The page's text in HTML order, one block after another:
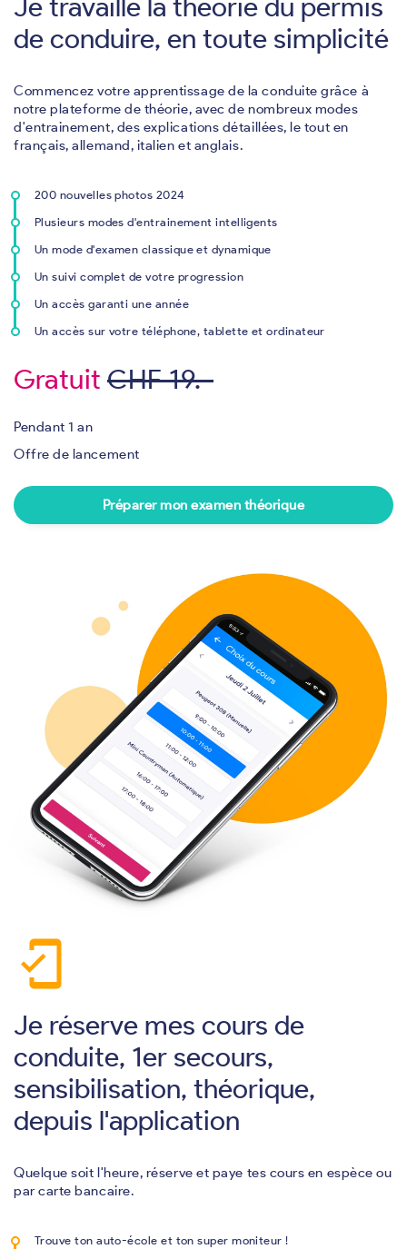
Je travaille la théorie du permis
de conduire, en toute simplicité
Commencez votre apprentissage de la conduite grâce à
notre plateforme de théorie, avec de nombreux modes
d'entrainement, des explications détaillées, le tout en
français, allemand, italien et anglais.
200 nouvelles photos 2024
Plusieurs modes d'entrainement intelligents
Un mode d'examen classique et dynamique
Un suivi complet de votre progression
Un accès garanti une année
Un accès sur votre téléphone, tablette et ordinateur
Gratuit CHF 19.-
Pendant 1 an
Offre de lancement
Préparer mon examen théorique
mobile_friendly
Je réserve mes cours de
conduite, 1er secours,
sensibilisation, théorique,
depuis l'application
Quelque soit l'heure, réserve et paye tes cours en espèce ou
par carte bancaire.
Trouve ton auto-école et ton super moniteur !